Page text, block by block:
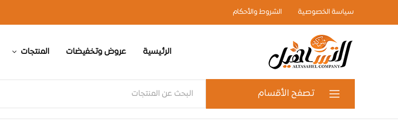
سياسة الخصوصية الشروط والأحكام
شركة
التساهيل
لإستيراد
الأجهزة
والإلكترونية
الرئيسية عروض وتخفيضات المنتجات
تصفح الأقسام